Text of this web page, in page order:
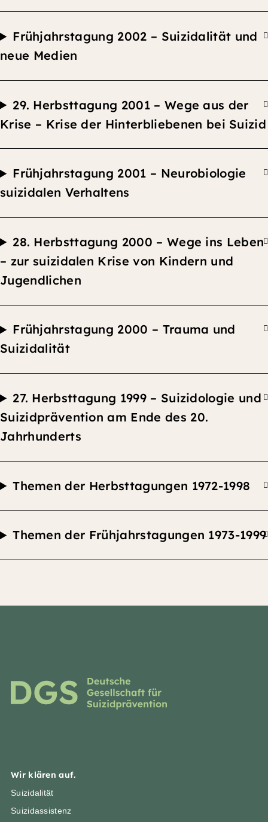
Frühjahrstagung 2002 – Suizidalität und
neue Medien
29. Herbsttagung 2001 – Wege aus der
Krise – Krise der Hinterbliebenen bei Suizid
Frühjahrstagung 2001 – Neurobiologie
suizidalen Verhaltens
28. Herbsttagung 2000 – Wege ins Leben
– zur suizidalen Krise von Kindern und
Jugendlichen
Frühjahrstagung 2000 – Trauma und
Suizidalität
27. Herbsttagung 1999 – Suizidologie und
Suizidprävention am Ende des 20.
Jahrhunderts
Themen der Herbsttagungen 1972-1998
Themen der Frühjahrstagungen 1973-1999
Wir klären auf.
Suizidalität
Suizidassistenz